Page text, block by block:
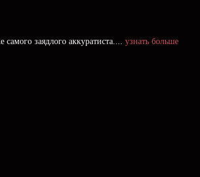
заядлого аккуратиста.... узнать больше